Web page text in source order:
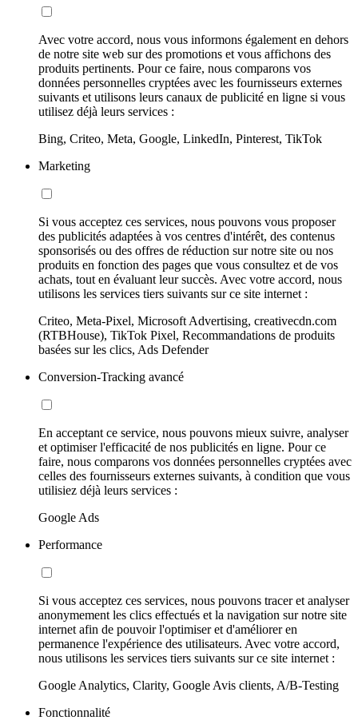
Avec votre accord, nous vous informons également en dehors
de notre site web sur des promotions et vous affichons des
produits pertinents. Pour ce faire, nous comparons vos
données personnelles cryptées avec les fournisseurs externes
suivants et utilisons leurs canaux de publicité en ligne si vous
utilisez déjà leurs services :
Bing, Criteo, Meta, Google, LinkedIn, Pinterest, TikTok
Marketing
Si vous acceptez ces services, nous pouvons vous proposer
des publicités adaptées à vos centres d'intérêt, des contenus
sponsorisés ou des offres de réduction sur notre site ou nos
produits en fonction des pages que vous consultez et de vos
achats, tout en évaluant leur succès. Avec votre accord, nous
utilisons les services tiers suivants sur ce site internet :
Criteo, Meta-Pixel, Microsoft Advertising, creativecdn.com
(RTBHouse), TikTok Pixel, Recommandations de produits
basées sur les clics, Ads Defender
Conversion-Tracking avancé
En acceptant ce service, nous pouvons mieux suivre, analyser
et optimiser l'efficacité de nos publicités en ligne. Pour ce
faire, nous comparons vos données personnelles cryptées avec
celles des fournisseurs externes suivants, à condition que vous
utilisiez déjà leurs services :
Google Ads
Performance
Si vous acceptez ces services, nous pouvons tracer et analyser
anonymement les clics effectués et la navigation sur notre site
internet afin de pouvoir l'optimiser et d'améliorer en
permanence l'expérience des utilisateurs. Avec votre accord,
nous utilisons les services tiers suivants sur ce site internet :
Google Analytics, Clarity, Google Avis clients, A/B-Testing
Fonctionnalité